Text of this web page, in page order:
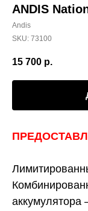
ANDIS
Andis
SKU: 73100
15 700 р.
аккумулятора